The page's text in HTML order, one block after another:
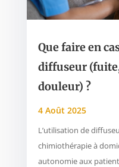
Que faire en
diffuseur
douleur) ?
4 Août 2025
L’utilisation de
chimiothérapie à
autonomie aux